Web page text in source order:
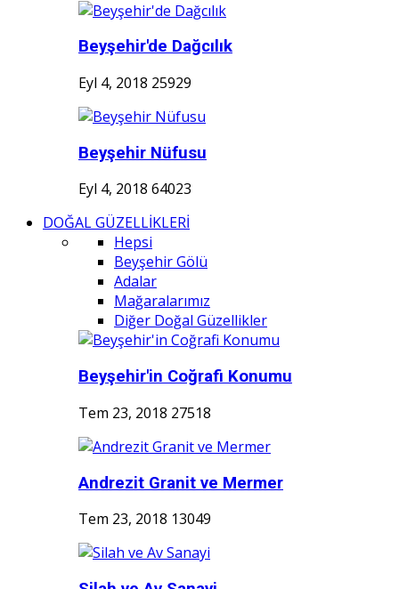
Beyşehir'de Dağcılık
Eyl 4, 2018 25929
Beyşehir Nüfusu
Eyl 4, 2018 64023
DOĞAL GÜZELLİKLERİ
Hepsi
Beyşehir Gölü
Adalar
Mağaralarımız
Diğer Doğal Güzellikler
Beyşehir'in Coğrafi Konumu
Tem 23, 2018 27518
Andrezit Granit ve Mermer
Tem 23, 2018 13049